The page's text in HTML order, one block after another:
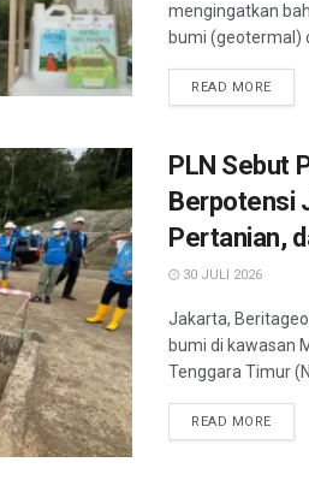
mengingatkan
bumi (geotermal)
READ MORE
PLN Sebut
Berpotensi
Pertanian,
30 JULI 2026
Jakarta,
bumi di kawasan
Tenggara Timur
READ MORE